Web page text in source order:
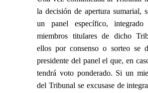
la decisión de apertura sumarial,
un panel específico,
miembros titulares de dicho
ellos por consenso o sorteo se
presidente del panel el que, en
tendrá voto ponderado. Si un
del Tribunal se excusase de